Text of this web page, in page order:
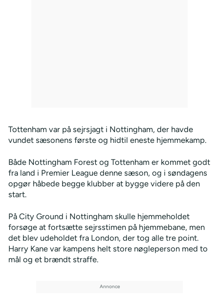
Tottenham var på sejrsjagt i Nottingham, der havde
vundet sæsonens første og hidtil eneste hjemmekamp.
Både Nottingham Forest og Tottenham er kommet godt
fra land i Premier League denne sæson, og i søndagens
opgør håbede begge klubber at bygge videre på den
start.
På City Ground i Nottingham skulle hjemmeholdet
forsøge at fortsætte sejrsstimen på hjemmebane, men
det blev udeholdet fra London, der tog alle tre point.
Harry Kane var kampens helt store nøgleperson med to
mål og et brændt straffe.